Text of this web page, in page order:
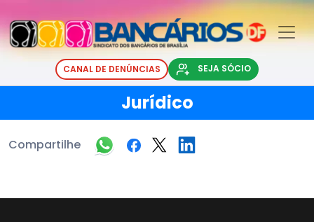
CANAL DE DENÚNCIAS SEJA SÓCIO
Jurídico
Compartilhe